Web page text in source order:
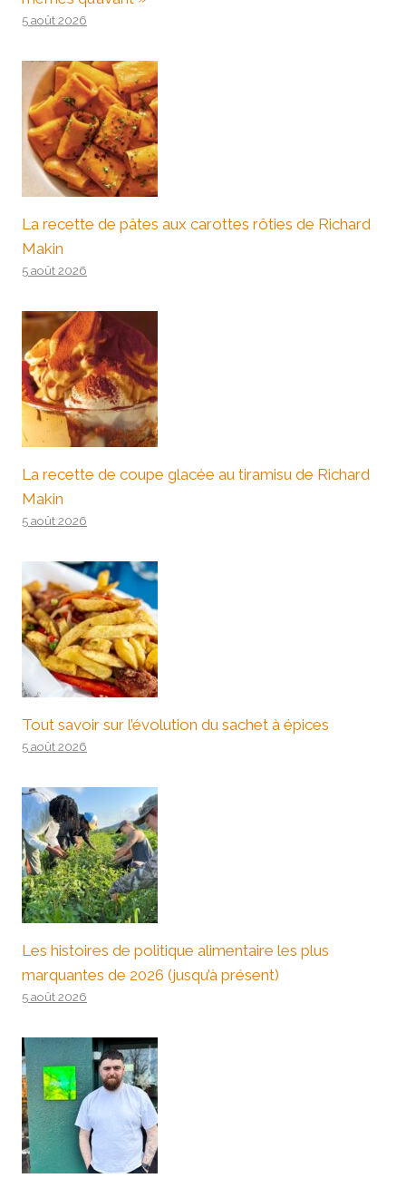
5 août 2026
La recette de pâtes aux carottes rôties de Richard
Makin
5 août 2026
La recette de coupe glacée au tiramisu de Richard
Makin
5 août 2026
Tout savoir sur l’évolution du sachet à épices
5 août 2026
Les histoires de politique alimentaire les plus
marquantes de 2026 (jusqu’à présent)
5 août 2026